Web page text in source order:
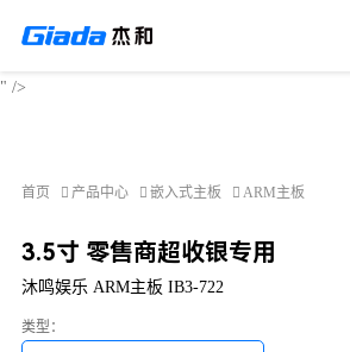
板载2GB DDR3L内存
" />
首页 产品中心 嵌入式主板 ARM主板
3.5寸 零售商超收银专用
沐鸣娱乐 ARM主板 IB3-722
类型：